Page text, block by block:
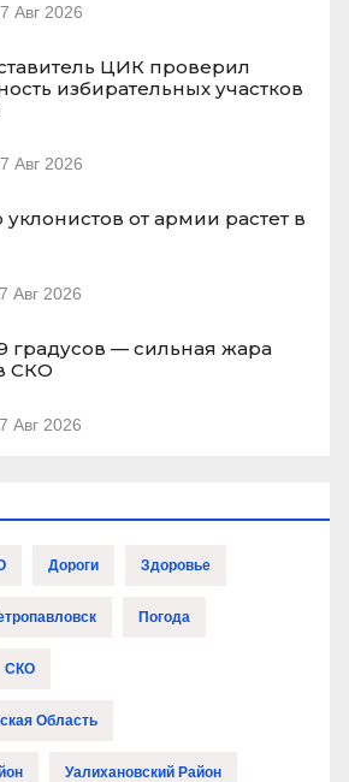
Авг 2026
ЦИК проверил
избирательных участков
Авг 2026
уклонистов от армии растет в
Авг 2026
градусов — сильная жара
СКО
Авг 2026
Дороги Здоровье
Погода
СКО
Область
Уалихановский Район